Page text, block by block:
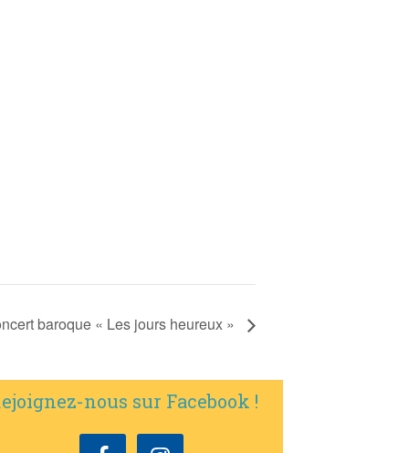
baroque « Les jours heureux »
nous sur Facebook !